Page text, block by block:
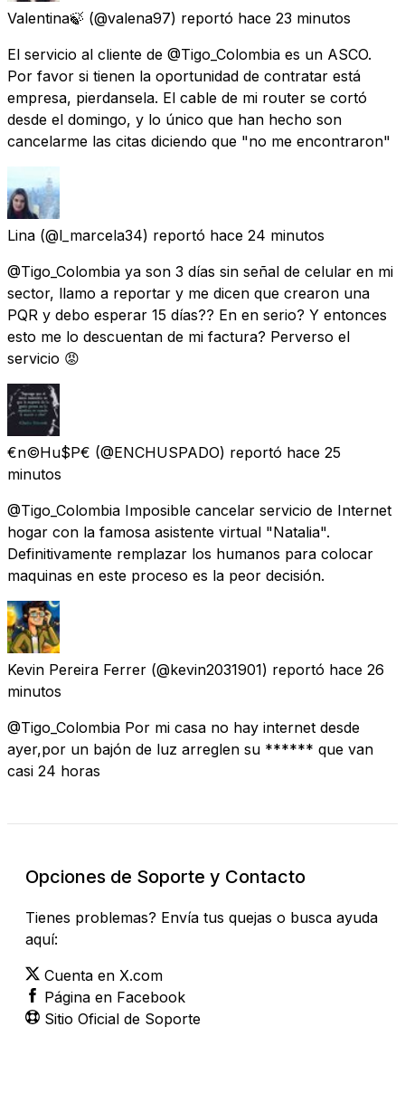
Valentina🍃 (@valena97) reportó hace 23 minutos
El servicio al cliente de @Tigo_Colombia es un ASCO.
Por favor si tienen la oportunidad de contratar está
empresa, pierdansela. El cable de mi router se cortó
desde el domingo, y lo único que han hecho son
cancelarme las citas diciendo que "no me encontraron"
Lina (@l_marcela34) reportó hace 24 minutos
@Tigo_Colombia ya son 3 días sin señal de celular en mi
sector, llamo a reportar y me dicen que crearon una
PQR y debo esperar 15 días?? En en serio? Y entonces
esto me lo descuentan de mi factura? Perverso el
servicio 😡
€n©Hu$P€ (@ENCHUSPADO) reportó hace 25
minutos
@Tigo_Colombia Imposible cancelar servicio de Internet
hogar con la famosa asistente virtual "Natalia".
Definitivamente remplazar los humanos para colocar
maquinas en este proceso es la peor decisión.
Kevin Pereira Ferrer (@kevin2031901) reportó hace 26
minutos
@Tigo_Colombia Por mi casa no hay internet desde
ayer,por un bajón de luz arreglen su ****** que van
casi 24 horas
Opciones de Soporte y Contacto
Tienes problemas? Envía tus quejas o busca ayuda
aquí:
Cuenta en X.com
Página en Facebook
Sitio Oficial de Soporte